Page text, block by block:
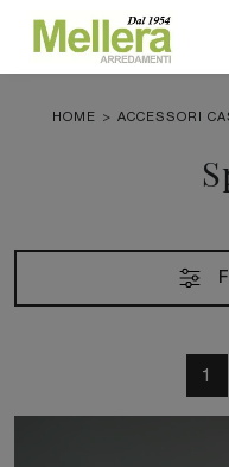
HOME > ACCESSORI
1